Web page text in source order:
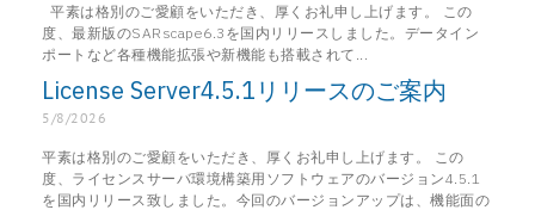
平素は格別のご愛顧をいただき、厚くお礼申し上げます。 この
度、最新版のSARscape6.3を国内リリースしました。データイン
ポートなど各種機能拡張や新機能も搭載されて...
License Server4.5.1リリースのご案内
5/8/2026
平素は格別のご愛顧をいただき、厚くお礼申し上げます。 この
度、ライセンスサーバ環境構築用ソフトウェアのバージョン4.5.1
を国内リリース致しました。今回のバージョンアップは、機能面の